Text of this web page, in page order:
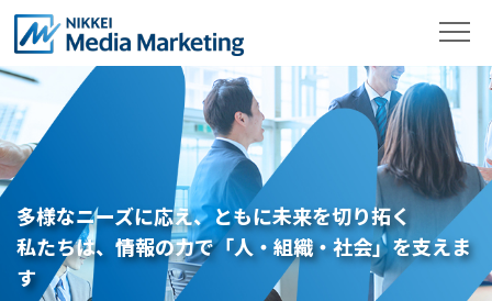
多様なニーズに応え、ともに未来を切り拓く
私たちは、情報の力で「人・組織・社会」を支えま
す